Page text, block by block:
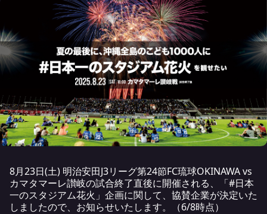
8月23日(土) 明治安田J3リーグ第24節FC琉球OKINAWA vs
カマタマーレ讃岐の試合終了直後に開催される、「#日本
一のスタジアム花火」企画に関して、協賛企業が決定いた
しましたので、お知らせいたします。（6/8時点）